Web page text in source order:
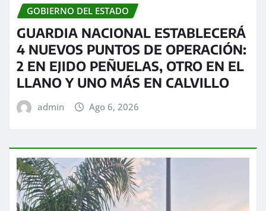
GOBIERNO DEL ESTADO
GUARDIA NACIONAL ESTABLECERÁ
4 NUEVOS PUNTOS DE OPERACIÓN:
2 EN EJIDO PEÑUELAS, OTRO EN EL
LLANO Y UNO MÁS EN CALVILLO
admin Ago 6, 2026